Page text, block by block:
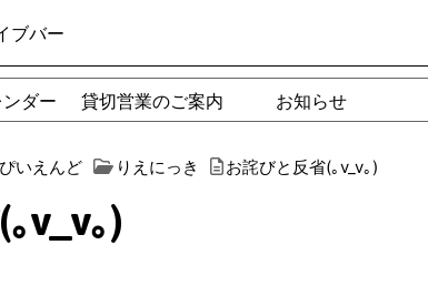
ブバー
ダー 貸切営業のご案内 お知らせ
いえんど りえにっき お詫びと反省(｡v_v｡)
v_v｡)